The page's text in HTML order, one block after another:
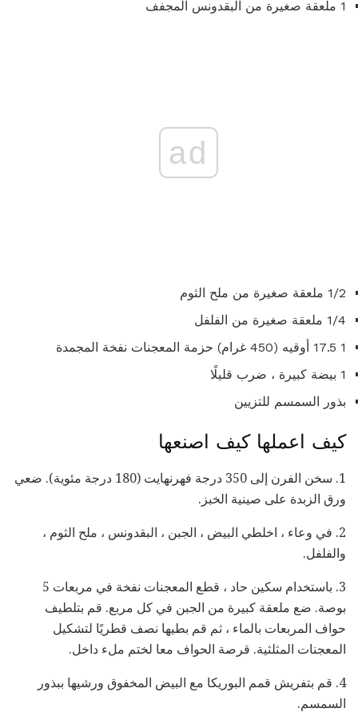
1 ملعقة صغيرة من البقدونس المجفف
ad
1/2 ملعقة صغيرة من ملح الثوم
1/4 ملعقة صغيرة من الفلفل
1 17.5 أوقيه (450 غرام) حزمة المعجنات نفخة المجمدة
1 بيضة كبيرة ، ضرب قليلًا
بذور السمسم للتزيين
كيف اعملها كيف اصنعها
1. سخن الفرن إلى 350 درجة فهرنهايت (180 درجة مئوية). ضعي
ورق الزبدة على صينية الخبز.
2. في وعاء ، اخلطي البيض ، الجبن ، البقدونس ، ملح الثوم ،
والفلفل.
3. باستخدام سكين حاد ، قطع المعجنات نفخة في مربعات 5
بوصة. ضع ملعقة كبيرة من الجبن في كل مربع. قم بتلطيف
حواف المربعات بالماء ، ثم قم بطيها نصف قطريًا لتشكيل
المعجنات المثلثية. قرصة الحواف معا لختم ملء داخل.
4. قم بتفريش قمم البوريكا مع البيض المخفوق ورشيها ببذور
السمسم.